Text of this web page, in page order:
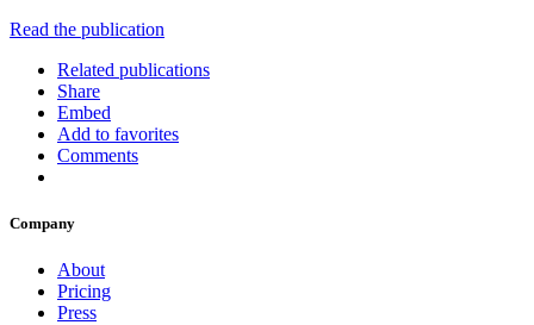
Read the publication
Related publications
Share
Embed
Add to favorites
Comments
Company
About
Pricing
Press